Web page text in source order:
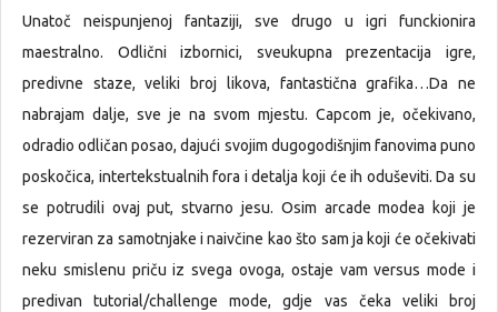
Unatoč neispunjenoj fantaziji, sve drugo u igri funckionira
maestralno. Odlični izbornici, sveukupna prezentacija igre,
predivne staze, veliki broj likova, fantastična grafika…Da ne
nabrajam dalje, sve je na svom mjestu. Capcom je, očekivano,
odradio odličan posao, dajući svojim dugogodišnjim fanovima puno
poskočica, intertekstualnih fora i detalja koji će ih oduševiti. Da su
se potrudili ovaj put, stvarno jesu. Osim arcade modea koji je
rezerviran za samotnjake i naivčine kao što sam ja koji će očekivati
neku smislenu priču iz svega ovoga, ostaje vam versus mode i
predivan tutorial/challenge mode, gdje vas čeka veliki broj